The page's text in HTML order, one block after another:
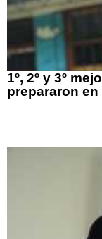
1º, 2º y 3º
prepararon en